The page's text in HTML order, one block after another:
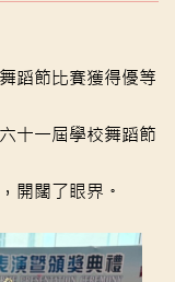
蹈節比賽獲得優等
十一屆學校舞蹈節
開闊了眼界。